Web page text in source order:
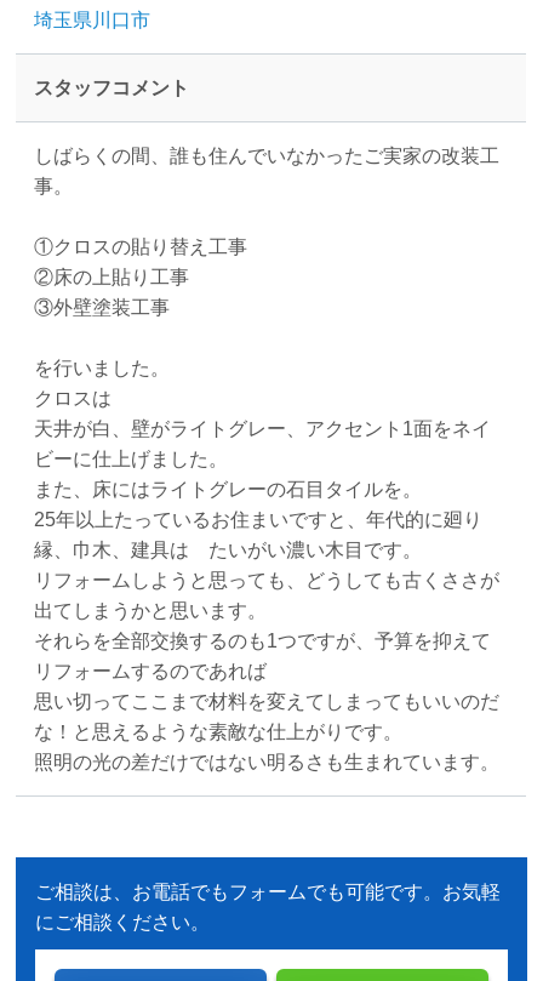
埼玉県川口市
スタッフコメント
しばらくの間、誰も住んでいなかったご実家の改装工
事。
①クロスの貼り替え工事
②床の上貼り工事
③外壁塗装工事
を行いました。
クロスは
天井が白、壁がライトグレー、アクセント1面をネイ
ビーに仕上げました。
また、床にはライトグレーの石目タイルを。
25年以上たっているお住まいですと、年代的に廻り
縁、巾木、建具は たいがい濃い木目です。
リフォームしようと思っても、どうしても古くささが
出てしまうかと思います。
それらを全部交換するのも1つですが、予算を抑えて
リフォームするのであれば
思い切ってここまで材料を変えてしまってもいいのだ
な！と思えるような素敵な仕上がりです。
照明の光の差だけではない明るさも生まれています。
ご相談は、お電話でもフォームでも可能です。お気軽
にご相談ください。